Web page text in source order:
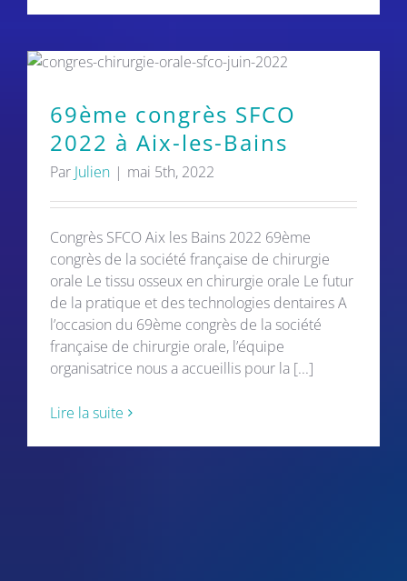
69ème congrès SFCO
2022 à Aix-les-Bains
Par Julien | mai 5th, 2022
Congrès SFCO Aix les Bains 2022 69ème
congrès de la société française de chirurgie
orale Le tissu osseux en chirurgie orale Le futur
de la pratique et des technologies dentaires A
l’occasion du 69ème congrès de la société
française de chirurgie orale, l’équipe
organisatrice nous a accueillis pour la [...]
Lire la suite